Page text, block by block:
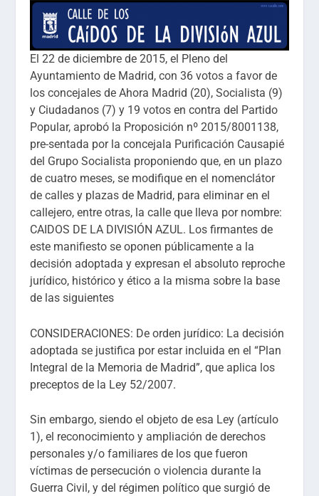
El 22 de diciembre de 2015, el Pleno del
Ayuntamiento de Madrid, con 36 votos a favor de
los concejales de Ahora Madrid (20), Socialista (9)
y Ciudadanos (7) y 19 votos en contra del Partido
Popular, aprobó la Proposición nº 2015/8001138,
pre-sentada por la concejala Purificación Causapié
del Grupo Socialista proponiendo que, en un plazo
de cuatro meses, se modifique en el nomenclátor
de calles y plazas de Madrid, para eliminar en el
callejero, entre otras, la calle que lleva por nombre:
CAIDOS DE LA DIVISIÓN AZUL. Los firmantes de
este manifiesto se oponen públicamente a la
decisión adoptada y expresan el absoluto reproche
jurídico, histórico y ético a la misma sobre la base
de las siguientes
CONSIDERACIONES: De orden jurídico: La decisión
adoptada se justifica por estar incluida en el “Plan
Integral de la Memoria de Madrid”, que aplica los
preceptos de la Ley 52/2007.
Sin embargo, siendo el objeto de esa Ley (artículo
1), el reconocimiento y ampliación de derechos
personales y/o familiares de los que fueron
víctimas de persecución o violencia durante la
Guerra Civil, y del régimen político que surgió de